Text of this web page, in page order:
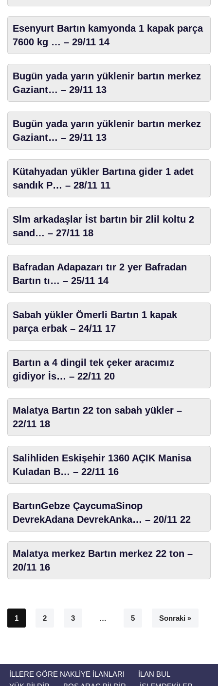
Esenyurt Bartın kamyonda 1 kapak parça
7600 kg … – 29/11 14
Bugün yada yarın yüklenir bartın merkez
Gaziant… – 29/11 13
Bugün yada yarın yüklenir bartın merkez
Gaziant… – 29/11 13
Kütahyadan yükler Bartına gider 1 adet
sandık P… – 28/11 11
Slm arkadaşlar İst bartın bir 2lil koltu 2
sand… – 27/11 18
Bafradan Adapazarı tır 2 yer Bafradan
Bartın tı… – 25/11 14
Sabah yükler Ömerli Bartın 1 kapak
parça erbak – 24/11 17
Bartın a 4 dingil tek çeker aracımız
gidiyor İs… – 22/11 20
Malatya Bartın 22 ton sabah yükler –
22/11 18
Salihliden Eskişehir 1360 AÇIK Manisa
Kuladan B… – 22/11 16
BartınGebze ÇaycumaSinop
DevrekAdana DevrekAnka… – 20/11 22
Malatya merkez Bartın merkez 22 ton –
20/11 16
1 2 3 … 5 Sonraki »
İLLERE GÖRE NAKLIYE İLANLARI
İLAN BUL